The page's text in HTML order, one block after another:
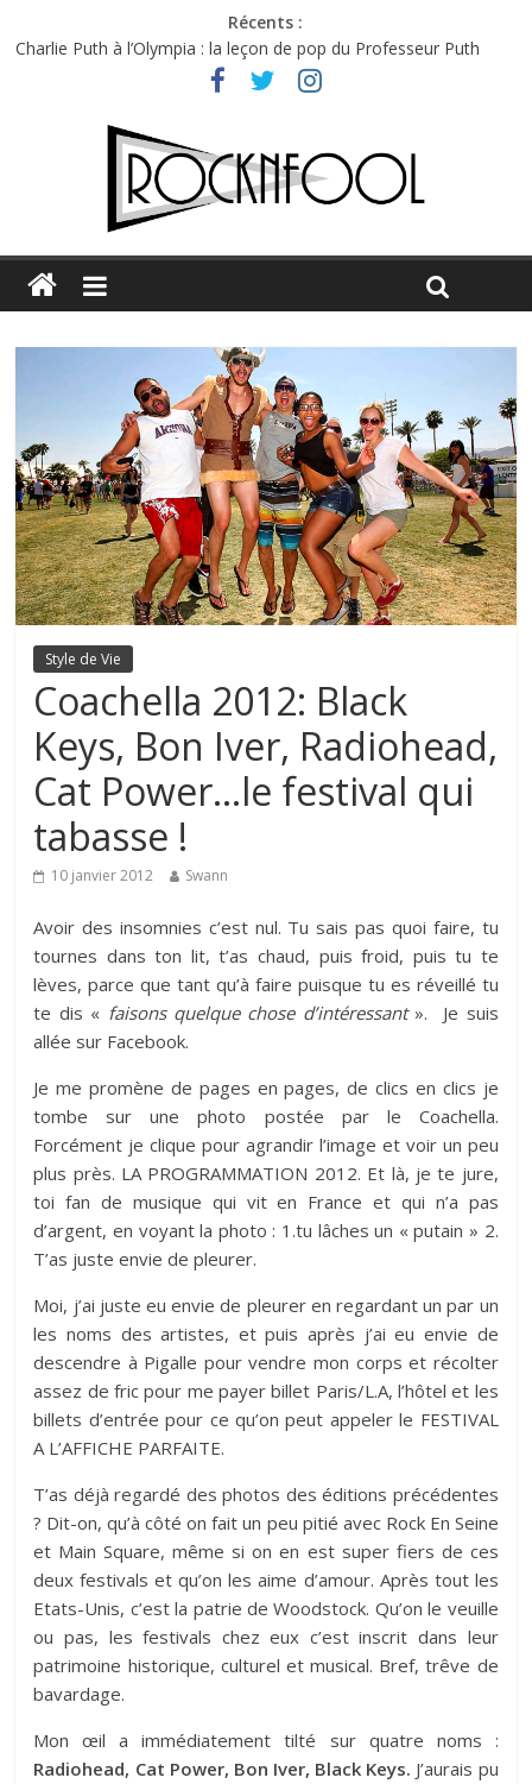
Récents :
Charlie Puth à l’Olympia : la leçon de pop du Professeur Puth
Festival Triptyque : un nouveau festival de musique indépendant
Hellfest 2026 vendredi : température et émotions en hausse
Hellfest 2026 jeudi : impossible de choisir entre chaleur et bonne
Première édition du Midgard Festival : entre bière, métal et
Style de Vie
Coachella 2012: Black
Keys, Bon Iver, Radiohead,
Cat Power…le festival qui
tabasse !
10 janvier 2012 Swann
Avoir des insomnies c’est nul. Tu sais pas quoi faire, tu
tournes dans ton lit, t’as chaud, puis froid, puis tu te
lèves, parce que tant qu’à faire puisque tu es réveillé tu
te dis « faisons quelque chose d’intéressant ». Je suis
allée sur Facebook.
Je me promène de pages en pages, de clics en clics je
tombe sur une photo postée par le Coachella.
Forcément je clique pour agrandir l’image et voir un peu
plus près. LA PROGRAMMATION 2012. Et là, je te jure,
toi fan de musique qui vit en France et qui n’a pas
d’argent, en voyant la photo : 1.tu lâches un « putain » 2.
T’as juste envie de pleurer.
Moi, j’ai juste eu envie de pleurer en regardant un par un
les noms des artistes, et puis après j’ai eu envie de
descendre à Pigalle pour vendre mon corps et récolter
assez de fric pour me payer billet Paris/L.A, l’hôtel et les
billets d’entrée pour ce qu’on peut appeler le FESTIVAL
A L’AFFICHE PARFAITE.
T’as déjà regardé des photos des éditions précédentes
? Dit-on, qu’à côté on fait un peu pitié avec Rock En Seine
et Main Square, même si on en est super fiers de ces
deux festivals et qu’on les aime d’amour. Après tout les
Etats-Unis, c’est la patrie de Woodstock. Qu’on le veuille
ou pas, les festivals chez eux c’est inscrit dans leur
patrimoine historique, culturel et musical. Bref, trêve de
bavardage.
Mon œil a immédiatement tilté sur quatre noms :
Radiohead, Cat Power, Bon Iver, Black Keys. J’aurais pu